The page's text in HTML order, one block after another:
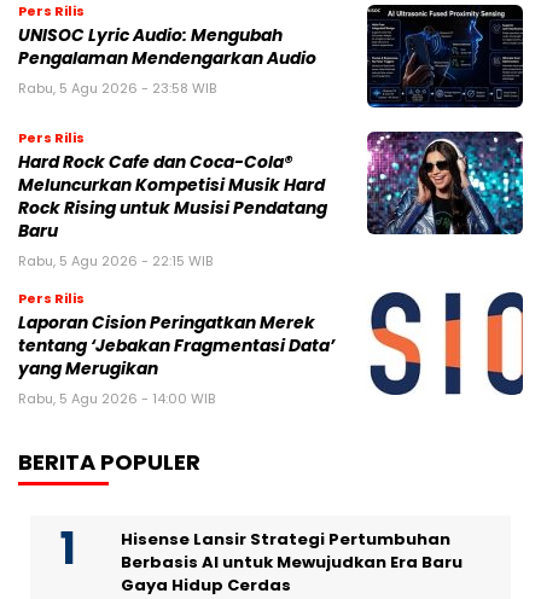
Pers Rilis
UNISOC Lyric Audio: Mengubah
Pengalaman Mendengarkan Audio
Rabu, 5 Agu 2026 - 23:58 WIB
Pers Rilis
Hard Rock Cafe dan Coca-Cola®
Meluncurkan Kompetisi Musik Hard
Rock Rising untuk Musisi Pendatang
Baru
Rabu, 5 Agu 2026 - 22:15 WIB
Pers Rilis
Laporan Cision Peringatkan Merek
tentang ‘Jebakan Fragmentasi Data’
yang Merugikan
Rabu, 5 Agu 2026 - 14:00 WIB
BERITA POPULER
Hisense Lansir Strategi Pertumbuhan
Berbasis AI untuk Mewujudkan Era Baru
Gaya Hidup Cerdas